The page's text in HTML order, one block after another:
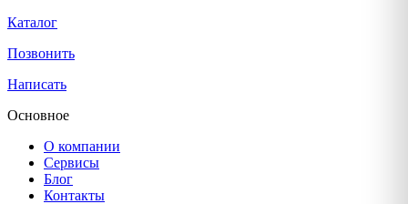
Каталог
Позвонить
Написать
Основное
О компании
Сервисы
Блог
Контакты